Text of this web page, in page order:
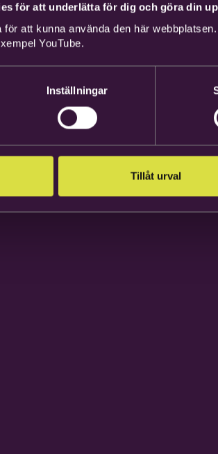
för att underlätta för dig och göra din
för att kunna använda den här
YouTube.
Inställningar
Tillåt urval